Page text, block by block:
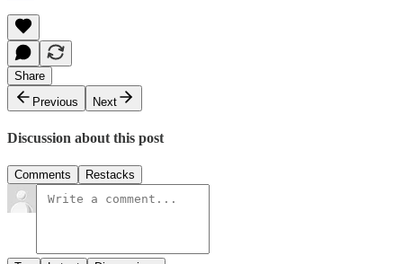
Share
Previous
Next
Discussion about this post
Comments Restacks